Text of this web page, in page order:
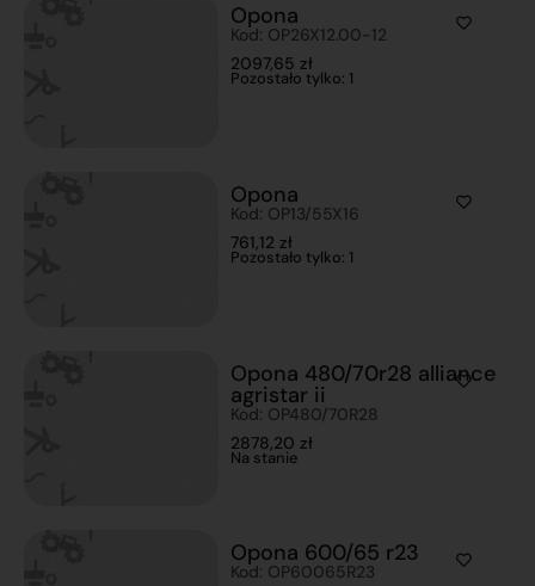
Opona
Kod: OP26X12.00-12
2097,65 zł
Pozostało tylko: 1
Opona
Kod: OP13/55X16
761,12 zł
Pozostało tylko: 1
Opona 480/70r28 alliance
agristar ii
Kod: OP480/70R28
2878,20 zł
Na stanie
Opona 600/65 r23
Kod: OP60065R23